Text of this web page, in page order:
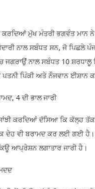
ਮੁੱਖ ਮੰਤਰੀ ਭਗਵੰਤ ਮਾਨ
ਨਾਲ ਸਬੰਧਤ ਸਨ, ਜੋ ਪਿਛਲੇ
ਨਾਲ ਸਬੰਧਤ 10 ਸ਼ਰਧਾਲੂ
ਪਿੰਕੀ ਅਤੇ ਨੌਜਵਾਨ ਈਸ਼ਾਨ
4 ਦੀ ਭਾਲ ਜਾਰੀ
ਕਰਦਿਆਂ ਦੱਸਿਆ ਕਿ ਕੱਲ੍ਹ
ਦੇਹ ਵੀ ਬਰਾਮਦ ਕਰ ਲਈ ਗਈ
ਆਪ੍ਰੇਸ਼ਨ ਲਗਾਤਾਰ ਜਾਰੀ ਹੈ।